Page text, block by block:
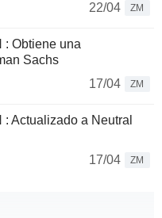
22/04
ZM
: Obtiene una
Sachs
17/04
ZM
Actualizado a Neutral
17/04
ZM